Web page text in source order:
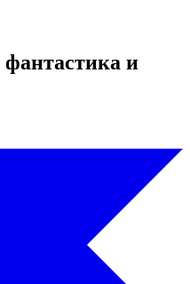
фантастика и